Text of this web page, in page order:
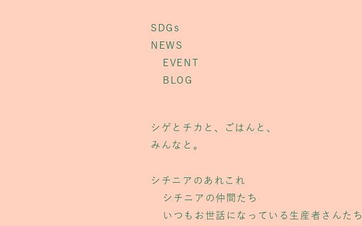
SDGs
NEWS
EVENT
BLOG
シゲとチカと、ごはんと、
みんなと。
シチニアのあれこれ
シチニアの仲間たち
いつもお世話になっている生産者さんたち